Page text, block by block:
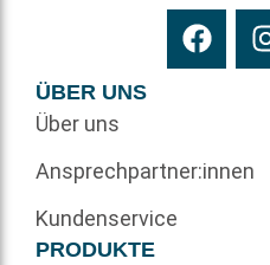
ÜBER UNS
Über uns
Ansprechpartner:innen
Kundenservice
PRODUKTE